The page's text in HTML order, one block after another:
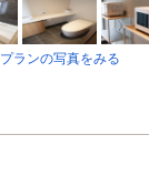
プランの写真をみる